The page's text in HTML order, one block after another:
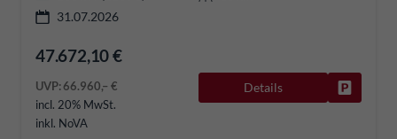
31.07.2026
47.672,10 €
UVP:66.960,– €
incl. 20% MwSt.
inkl. NoVA
Details